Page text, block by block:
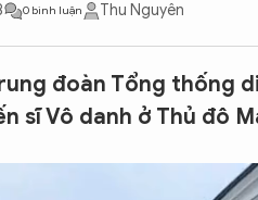
PHỐ THÔNG MINH
DOANH
0 bình luận Thu Nguyên
đoàn Tổng thống
sĩ Vô danh ở Thủ đô